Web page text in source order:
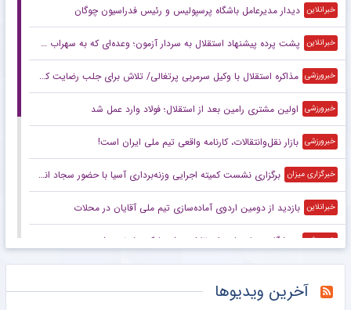
خبرانلاین دیدار مدیرعامل باشگاه پرسپولیس و رئیس فدراسیون چوگان
خبرانلاین پشت پرده پیشنهاد استقلال به سردار آزمون؛ وعده‌ای که به سهراب داده بودند!
خبرورزشی مذاکره استقلال با وکیل سرمربی پرتغالی/ تلاش برای جلب رضایت کسی که علیه ایران مصاحبه کرد
خبرورزشی اولین مشتری رامین بعد از استقلال؛ فولاد وارد عمل شد
خبرورزشی بازار نقل‌وانتقالات، کارنامه واقعی تیم ملی ایران است!
خبرگزاری میزان برگزاری نشست کمیته اجرایی وزنه‌برداری آسیا با حضور سجاد انوشیروانی
خبرانلاین بازدید از دومین اردوی آماده‌سازی تیم ملی آقایان در محلات
خبرورزشی ورزشگاه میزبان بازی استقلال – شهربابک مشخص شد
مرد و حرفش! ستاره‌های اسپانیا یکی یکی به قول خود عمل می‌کنند +عکس
آخرین ویدیوها